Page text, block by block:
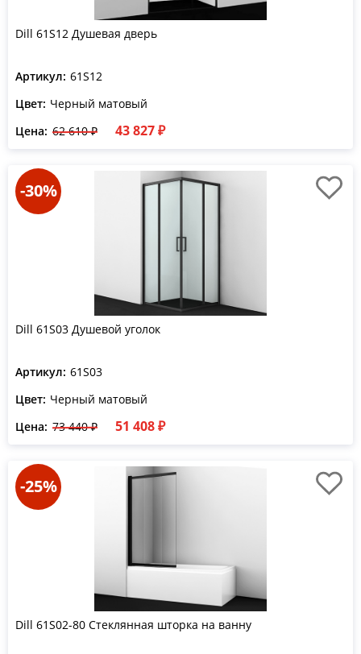
Dill 61S12 Душевая дверь
Артикул: 61S12
Цвет: Черный матовый
Цена: 62 610 ₽ 43 827 ₽
-30%
Dill 61S03 Душевой уголок
Артикул: 61S03
Цвет: Черный матовый
Цена: 73 440 ₽ 51 408 ₽
-25%
Dill 61S02-80 Стеклянная шторка на ванну